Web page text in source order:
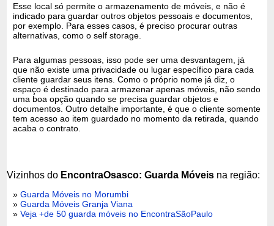
Esse local só permite o armazenamento de móveis, e não é
indicado para guardar outros objetos pessoais e documentos,
por exemplo. Para esses casos, é preciso procurar outras
alternativas, como o self storage.
Para algumas pessoas, isso pode ser uma desvantagem, já
que não existe uma privacidade ou lugar específico para cada
cliente guardar seus itens. Como o próprio nome já diz, o
espaço é destinado para armazenar apenas móveis, não sendo
uma boa opção quando se precisa guardar objetos e
documentos. Outro detalhe importante, é que o cliente somente
tem acesso ao item guardado no momento da retirada, quando
acaba o contrato.
Vizinhos do EncontraOsasco: Guarda Móveis na região:
»Guarda Móveis no Morumbi
»Guarda Móveis Granja Viana
»Veja +de 50 guarda móveis no EncontraSãoPaulo